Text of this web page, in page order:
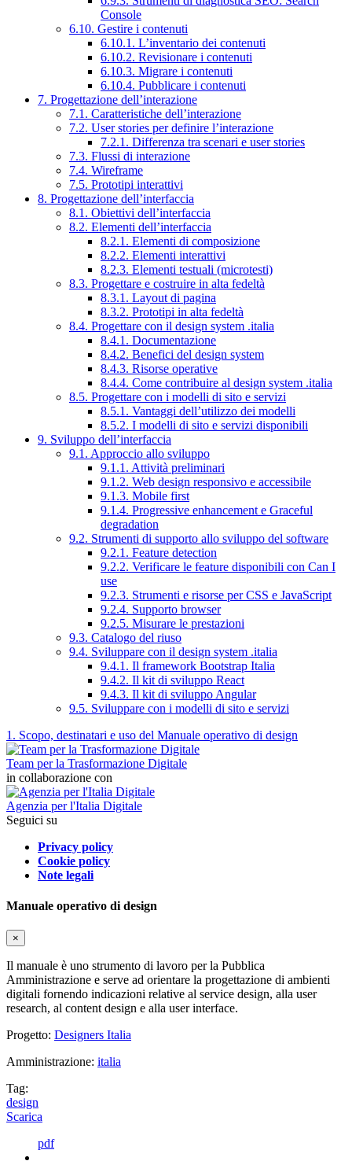
Console
6.10. Gestire i contenuti
6.10.1. L’inventario dei contenuti
6.10.2. Revisionare i contenuti
6.10.3. Migrare i contenuti
6.10.4. Pubblicare i contenuti
7. Progettazione dell’interazione
7.1. Caratteristiche dell’interazione
7.2. User stories per definire l’interazione
7.2.1. Differenza tra scenari e user stories
7.3. Flussi di interazione
7.4. Wireframe
7.5. Prototipi interattivi
8. Progettazione dell’interfaccia
8.1. Obiettivi dell’interfaccia
8.2. Elementi dell’interfaccia
8.2.1. Elementi di composizione
8.2.2. Elementi interattivi
8.2.3. Elementi testuali (microtesti)
8.3. Progettare e costruire in alta fedeltà
8.3.1. Layout di pagina
8.3.2. Prototipi in alta fedeltà
8.4. Progettare con il design system .italia
8.4.1. Documentazione
8.4.2. Benefici del design system
8.4.3. Risorse operative
8.4.4. Come contribuire al design system .italia
8.5. Progettare con i modelli di sito e servizi
8.5.1. Vantaggi dell’utilizzo dei modelli
8.5.2. I modelli di sito e servizi disponibili
9. Sviluppo dell’interfaccia
9.1. Approccio allo sviluppo
9.1.1. Attività preliminari
9.1.2. Web design responsivo e accessibile
9.1.3. Mobile first
9.1.4. Progressive enhancement e Graceful
degradation
9.2. Strumenti di supporto allo sviluppo del software
9.2.1. Feature detection
9.2.2. Verificare le feature disponibili con Can I
use
9.2.3. Strumenti e risorse per CSS e JavaScript
9.2.4. Supporto browser
9.2.5. Misurare le prestazioni
9.3. Catalogo del riuso
9.4. Sviluppare con il design system .italia
9.4.1. Il framework Bootstrap Italia
9.4.2. Il kit di sviluppo React
9.4.3. Il kit di sviluppo Angular
9.5. Sviluppare con i modelli di sito e servizi
1. Scopo, destinatari e uso del Manuale operativo di design
Team per la Trasformazione Digitale
in collaborazione con
Agenzia per l'Italia Digitale
Seguici su
Privacy policy
Cookie policy
Note legali
Manuale operativo di design
×
Il manuale è uno strumento di lavoro per la Pubblica
Amministrazione e serve ad orientare la progettazione di ambienti
digitali fornendo indicazioni relative al service design, alla user
research, al content design e alla user interface.
Progetto: Designers Italia
Amministrazione: italia
Tag:
design
Scarica
pdf